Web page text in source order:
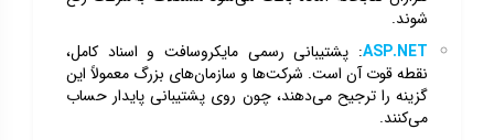
شوند.
ASP.NET: پشتیبانی رسمی مایکروسافت و اسناد کامل،
نقطه قوت آن است. شرکت‌ها و سازمان‌های بزرگ معمولاً این
گزینه را ترجیح می‌دهند، چون روی پشتیبانی پایدار حساب
می‌کنند.